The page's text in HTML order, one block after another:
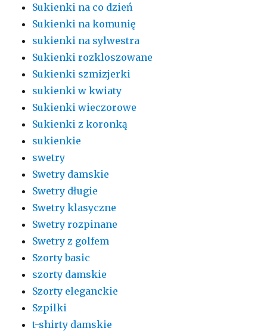
Sukienki na co dzień
Sukienki na komunię
sukienki na sylwestra
Sukienki rozkloszowane
Sukienki szmizjerki
sukienki w kwiaty
Sukienki wieczorowe
Sukienki z koronką
sukienkie
swetry
Swetry damskie
Swetry długie
Swetry klasyczne
Swetry rozpinane
Swetry z golfem
Szorty basic
szorty damskie
Szorty eleganckie
Szpilki
t-shirty damskie